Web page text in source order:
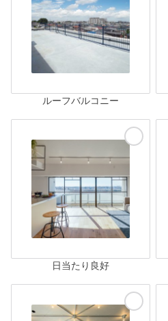
ルーフバルコニー
日当たり良好